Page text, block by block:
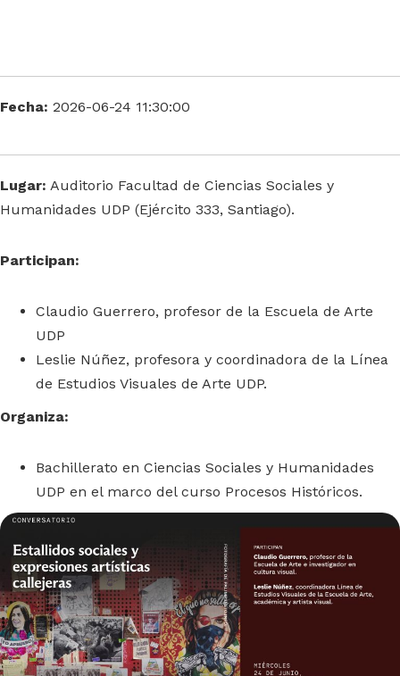
Fecha: 2026-06-24 11:30:00
Lugar: Auditorio Facultad de Ciencias Sociales y
Humanidades UDP (Ejército 333, Santiago).
Participan:
Claudio Guerrero, profesor de la Escuela de Arte
UDP
Leslie Núñez, profesora y coordinadora de la Línea
de Estudios Visuales de Arte UDP.
Organiza:
Bachillerato en Ciencias Sociales y Humanidades
UDP en el marco del curso Procesos Históricos.